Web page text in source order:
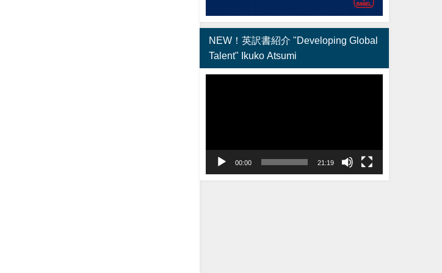
NEW！英訳書紹介 "Developing Global
Talent" Ikuko Atsumi
ー
00:00 21:19